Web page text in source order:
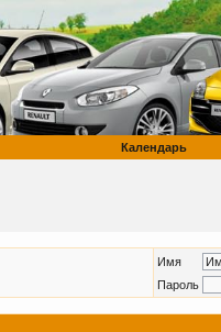
Календарь
Имя
Пароль